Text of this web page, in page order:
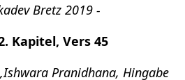
Bretz 2019 -
Kapitel, Vers 45
Pranidhana, Hingabe